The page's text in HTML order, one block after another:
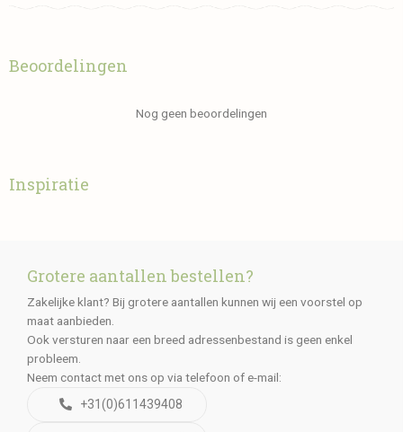
Beoordelingen
Nog geen beoordelingen
Inspiratie
Grotere aantallen bestellen?
Zakelijke klant? Bij grotere aantallen kunnen wij een voorstel op
maat aanbieden.
Ook versturen naar een breed adressenbestand is geen enkel
probleem.
Neem contact met ons op via telefoon of e-mail:
+31(0)611439408